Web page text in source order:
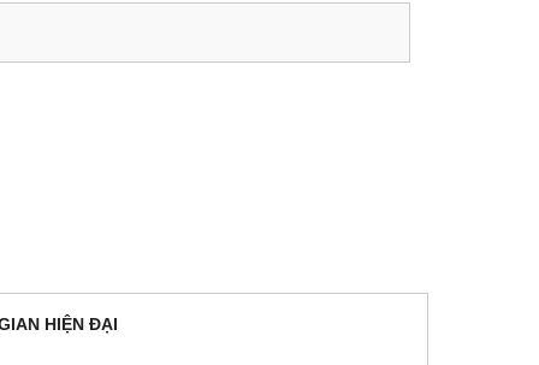
HIỆN ĐẠI